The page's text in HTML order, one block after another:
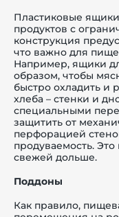
Пластиковые
продуктов с
конструкция
что важно для
Например, ящики
образом, чтобы
быстро охладить и
хлеба – стенки и
специальными
защитить от
перфорацией
продуваемость.
свежей дольше.
Поддоны
Как правило,